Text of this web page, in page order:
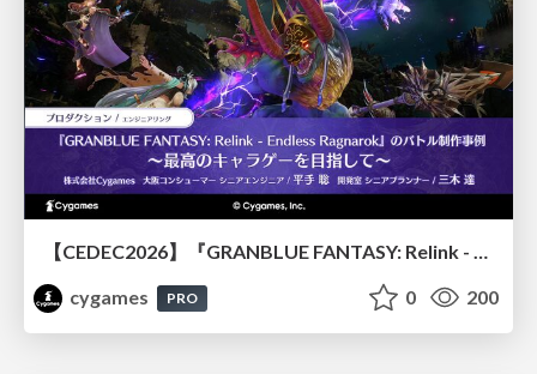
【CEDEC2026】『GRANBLUE FANTASY: Relink - Endless Ragnarok』のバトル制作事例 ～最高のキャラゲーを目指して～
cygames
PRO 0 200